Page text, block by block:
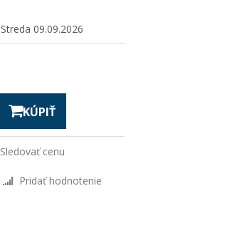
Streda 09.09.2026
KÚPIŤ
Sledovať cenu
Pridať hodnotenie